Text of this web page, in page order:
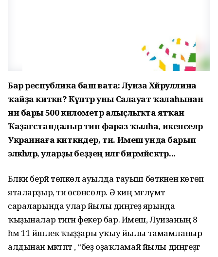
Бар республика баш вата: Луиза Хәйруллина
ҡайҙа киткән? Күптәр уны Салауат ҡалаһынан
ни бары 500 километр алыҫлыҡта ятҡан
Ҡаҙағстандалыр тип фараз ҡылһа, икенселәр
Украинаға киткәндер, ти. Имеш унда барып
эләкһәләр, уларҙы беҙҙең илгә бирмәйәсәктәр...
Бәлки берәй төпкөл ауылда тауыш бөткәнен көтөп
яталарҙыр, ти өсөнсөләр. Ә киң мәғлүмәт
сараларында улар йылы диңгеҙ ярында
ҡыҙыналар тигән фекер бар. Имеш, Луизаның 8
һәм 11 йәшлек ҡыҙҙары уҡыу йылы тамамланыр
алдынан мәктәптә , “беҙ оҙаҡламай йылы диңгеҙгә